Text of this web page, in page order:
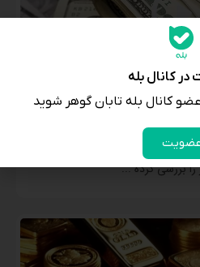
کارشناس و تحلیلگر بازارهای
بررسی کرده ...
کانال بله
کانال بله تابان گوهر شوید
عضویت